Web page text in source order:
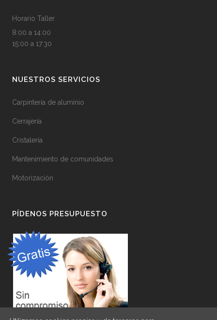
Horario Taller
8:00 a 14:00
15:00 a 17:30
NUESTROS SERVICIOS
Carpintería de aluminio
Cerrajería
Cristalería
Mantenimiento de comunidades
Motorización
PÍDENOS PRESUPUESTO